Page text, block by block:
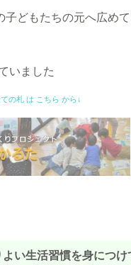
どもたちの元へ広めて
いました
の札 は こちら から↓
い生活習慣を身につけ